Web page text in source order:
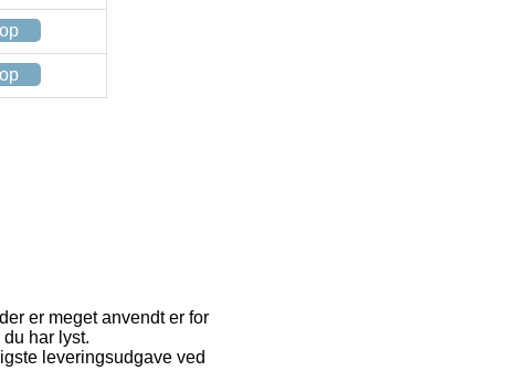
er meget anvendt er for
har lyst.
leveringsudgave ved